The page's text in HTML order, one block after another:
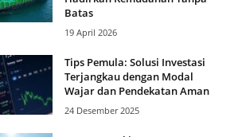
Batas
19 April 2026
Tips Pemula: Solusi Investasi
Terjangkau dengan Modal
Wajar dan Pendekatan Aman
24 Desember 2025